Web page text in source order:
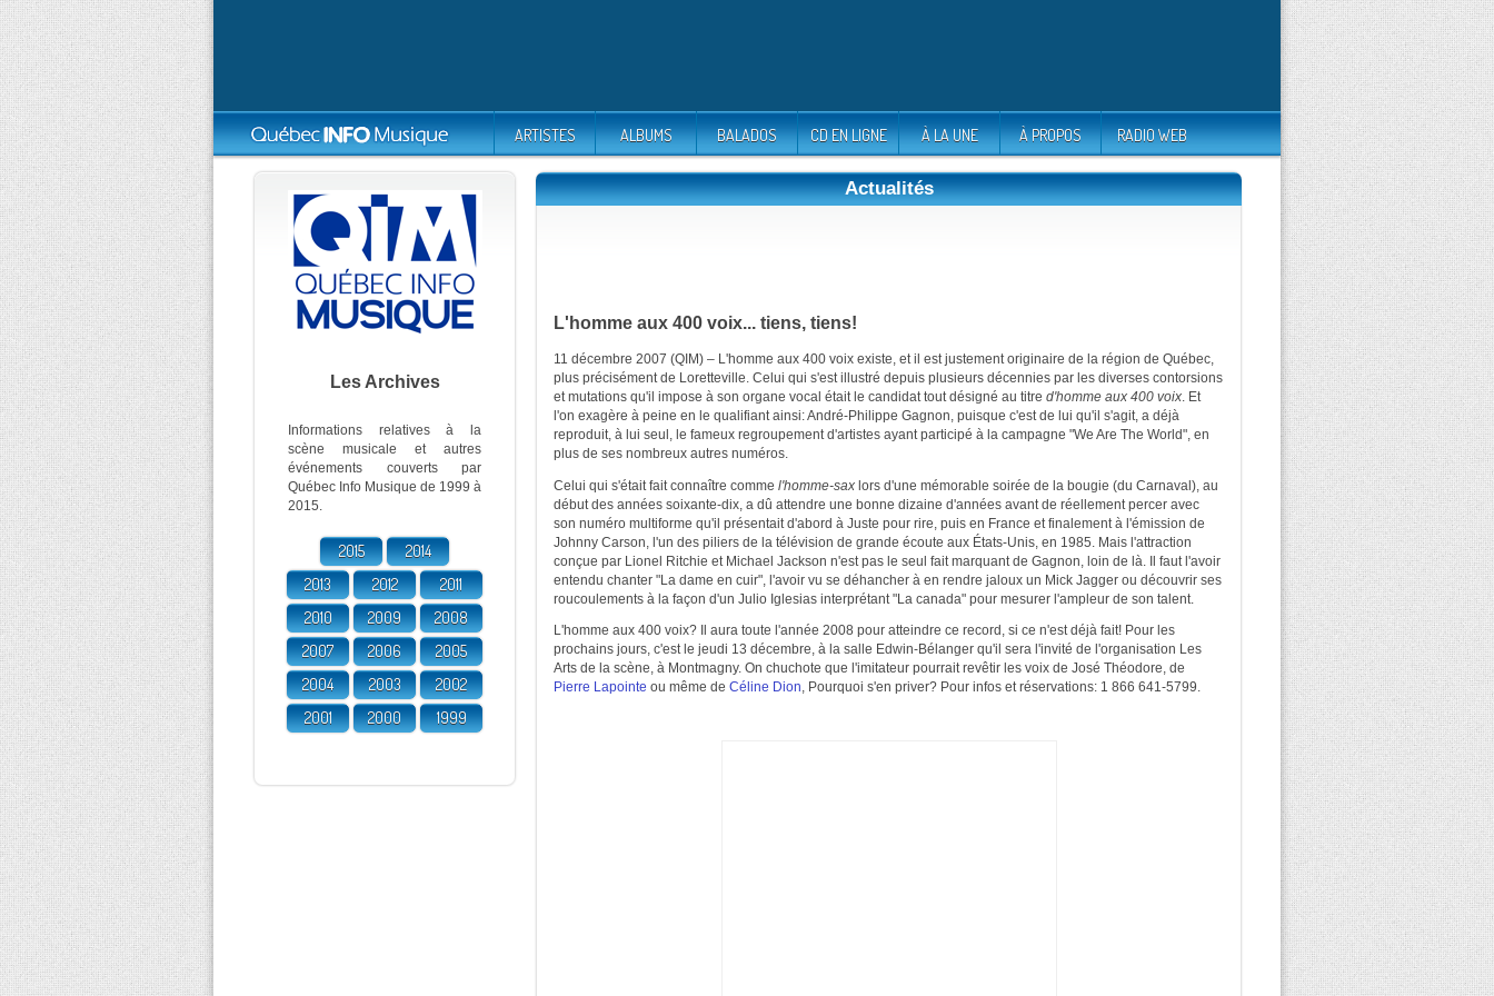
ARTISTES ALBUMS BALADOS CD EN LIGNE À LA UNE À PROPOS RADIO WEB
Les Archives
Informations relatives à la
scène musicale et autres
événements couverts par
Québec Info Musique de 1999 à
2015.
2015
2014
2013
2012
2011
2010
2009
2008
2007
2006
2005
2004
2003
2002
2001
2000 1999
Actualités
L'homme aux 400 voix... tiens, tiens!
11 décembre 2007 (QIM) – L'homme aux 400 voix existe, et il est justement originaire de la région de Québec,
plus précisément de Loretteville. Celui qui s'est illustré depuis plusieurs décennies par les diverses contorsions
et mutations qu'il impose à son organe vocal était le candidat tout désigné au titre d'homme aux 400 voix . Et
l'on exagère à peine en le qualifiant ainsi: André-Philippe Gagnon, puisque c'est de lui qu'il s'agit, a déjà
reproduit, à lui seul, le fameux regroupement d'artistes ayant participé à la campagne "We Are The World", en
plus de ses nombreux autres numéros.
Celui qui s'était fait connaître comme l'homme-sax lors d'une mémorable soirée de la bougie (du Carnaval), au
début des années soixante-dix, a dû attendre une bonne dizaine d'années avant de réellement percer avec
son numéro multiforme qu'il présentait d'abord à Juste pour rire, puis en France et finalement à l'émission de
Johnny Carson, l'un des piliers de la télévision de grande écoute aux États-Unis, en 1985. Mais l'attraction
conçue par Lionel Ritchie et Michael Jackson n'est pas le seul fait marquant de Gagnon, loin de là. Il faut l'avoir
entendu chanter "La dame en cuir", l'avoir vu se déhancher à en rendre jaloux un Mick Jagger ou découvrir ses
roucoulements à la façon d'un Julio Iglesias interprétant "La canada" pour mesurer l'ampleur de son talent.
L'homme aux 400 voix? Il aura toute l'année 2008 pour atteindre ce record, si ce n'est déjà fait! Pour les
prochains jours, c'est le jeudi 13 décembre, à la salle Edwin-Bélanger qu'il sera l'invité de l'organisation Les
Arts de la scène, à Montmagny. On chuchote que l'imitateur pourrait revêtir les voix de José Théodore, de
Pierre Lapointe ou même de Céline Dion , Pourquoi s'en priver? Pour infos et réservations: 1 866 641-5799.